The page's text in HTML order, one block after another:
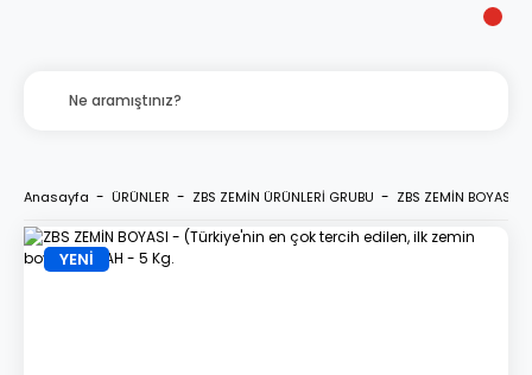
Anasayfa ÜRÜNLER ZBS ZEMİN ÜRÜNLERİ GRUBU ZBS ZEMİN
YENİ